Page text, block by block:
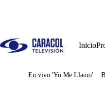
Inicio
Juegos
En vivo 'Yo Me Llamo'